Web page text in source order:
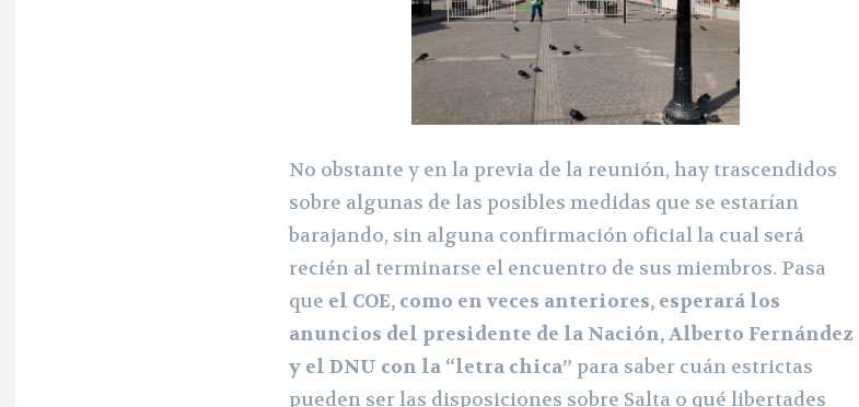
No obstante y en la previa de la reunión, hay trascendidos
sobre algunas de las posibles medidas que se estarían
barajando, sin alguna confirmación oficial la cual será
recién al terminarse el encuentro de sus miembros. Pasa
que el COE, como en veces anteriores, esperará los
anuncios del presidente de la Nación, Alberto Fernández
y el DNU con la “letra chica” para saber cuán estrictas
pueden ser las disposiciones sobre Salta o qué libertades